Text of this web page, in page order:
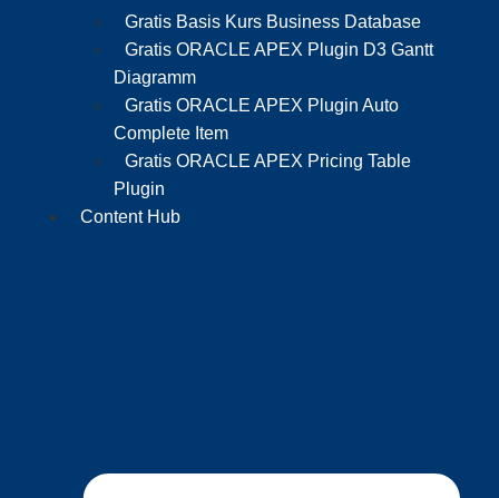
Gratis Basis Kurs Business Database
Gratis ORACLE APEX Plugin D3 Gantt
Diagramm
Gratis ORACLE APEX Plugin Auto
Complete Item
Gratis ORACLE APEX Pricing Table
Plugin
Content Hub